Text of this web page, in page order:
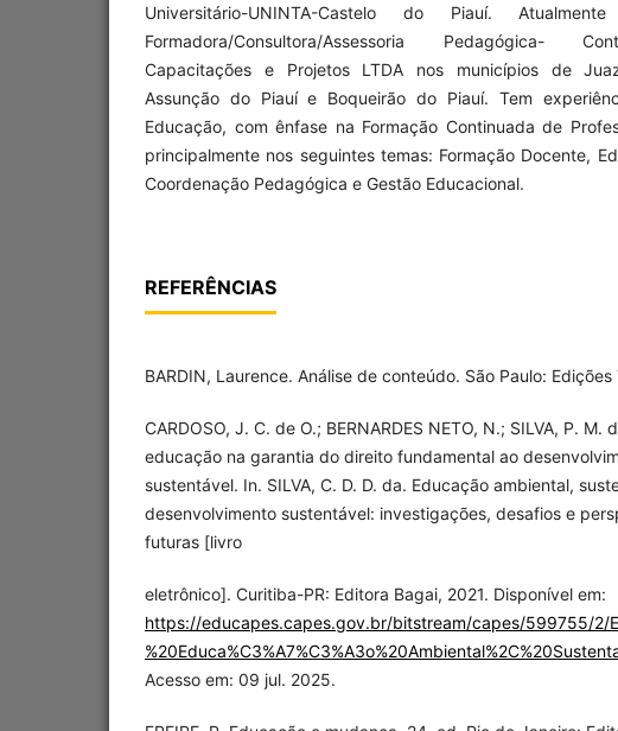
Universitário-UNINTA-Castelo do Piauí.
Formadora/Consultora/Assessoria Pedagógica-
Capacitações e Projetos LTDA nos municípios de
Assunção do Piauí e Boqueirão do Piauí. Tem
Educação, com ênfase na Formação Continuada de
principalmente nos seguintes temas: Formação Docente,
Coordenação Pedagógica e Gestão Educacional.
REFERÊNCIAS
BARDIN, Laurence. Análise de conteúdo. São Paulo: Edições
CARDOSO, J. C. de O.; BERNARDES NETO, N.; SILVA, P. M.
educação na garantia do direito fundamental ao
sustentável. In. SILVA, C. D. D. da. Educação ambiental,
desenvolvimento sustentável: investigações, desafios e
futuras [livro
eletrônico]. Curitiba-PR: Editora Bagai, 2021. Disponível em:
https://educapes.capes.gov.br/bitstream/capes/599755/2/
Acesso em: 09 jul. 2025.